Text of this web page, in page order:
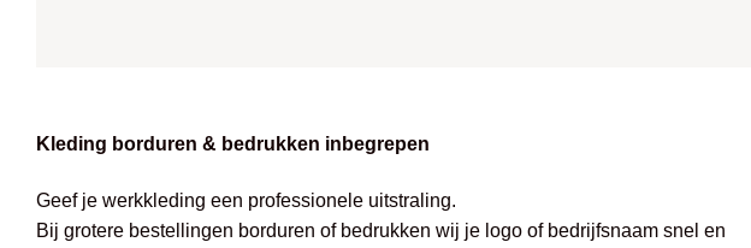
Kleding borduren & bedrukken inbegrepen
Geef je werkkleding een professionele uitstraling.
Bij grotere bestellingen borduren of bedrukken wij je logo of bedrijfsnaam snel en